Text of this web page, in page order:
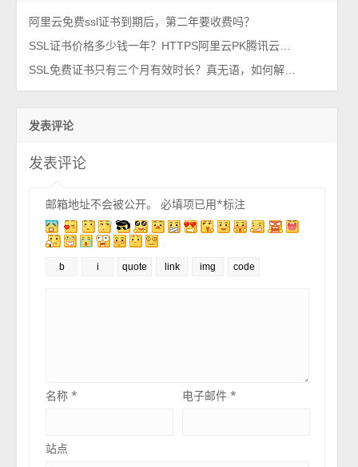
阿里云免费ssl证书到期后，第二年要收费吗？
SSL证书价格多少钱一年？HTTPS阿里云PK腾讯云哪家优惠？
SSL免费证书只有三个月有效时长？真无语，如何解决？
发表评论
发表评论
邮箱地址不会被公开。 必填项已用*标注
名称* 电子邮件*
站点